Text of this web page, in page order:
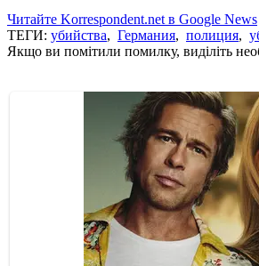
Читайте Korrespondent.net в Google News
ТЕГИ: убийства, Германия, полиция,
Якщо ви помітили помилку, виділіть